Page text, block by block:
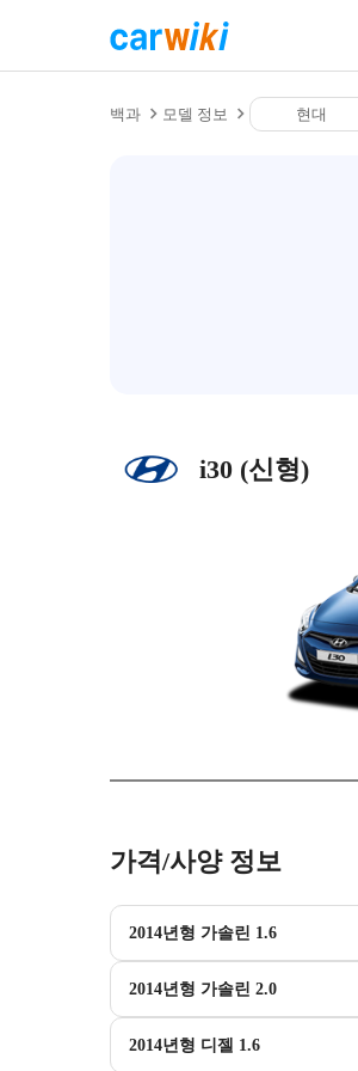
백과 모델 정보 현대
i30 (신형)
가격/사양 정보
2014년형 가솔린 1.6
2014년형 가솔린 2.0
2014년형 디젤 1.6